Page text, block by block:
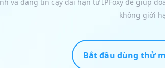
không giới
Bắt đầu dùng thử